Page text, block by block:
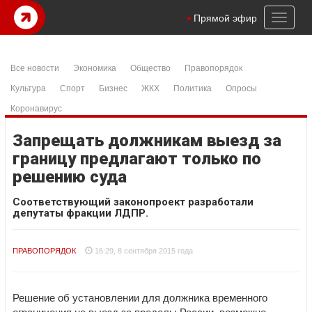
Toggle
Прямой эфир
Все новости Экономика Общество
Правопорядок
Культура
Спорт Бизнес ЖКХ Политика
Опросы
Коронавирус
Запрещать должникам выезд за
границу предлагают только по
решению суда
Соответствующий законопроект разработали
депутаты фракции ЛДПР.
ПРАВОПОРЯДОК 16:29, 8 сентября 2015 года
Решение об установлении для должника временного